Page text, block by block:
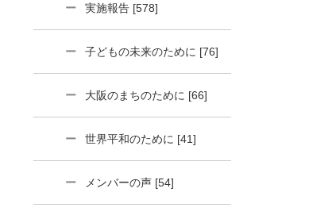
実施報告 [578]
子どもの未来のために [76]
大阪のまちのために [66]
世界平和のために [41]
メンバーの声 [54]